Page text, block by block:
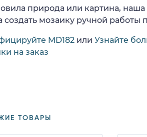
природа или картина,
создать мозаику ручной работы
MD182 или Узнайте
на заказ
ТОВАРЫ